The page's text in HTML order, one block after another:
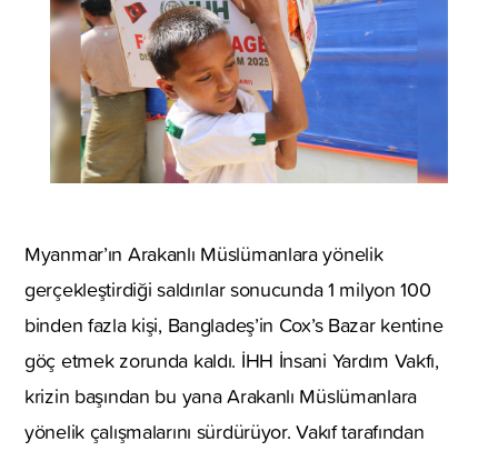
Myanmar’ın Arakanlı Müslümanlara yönelik
gerçekleştirdiği saldırılar sonucunda 1 milyon 100
binden fazla kişi, Bangladeş’in Cox’s Bazar kentine
göç etmek zorunda kaldı. İHH İnsani Yardım Vakfı,
krizin başından bu yana Arakanlı Müslümanlara
yönelik çalışmalarını sürdürüyor. Vakıf tarafından